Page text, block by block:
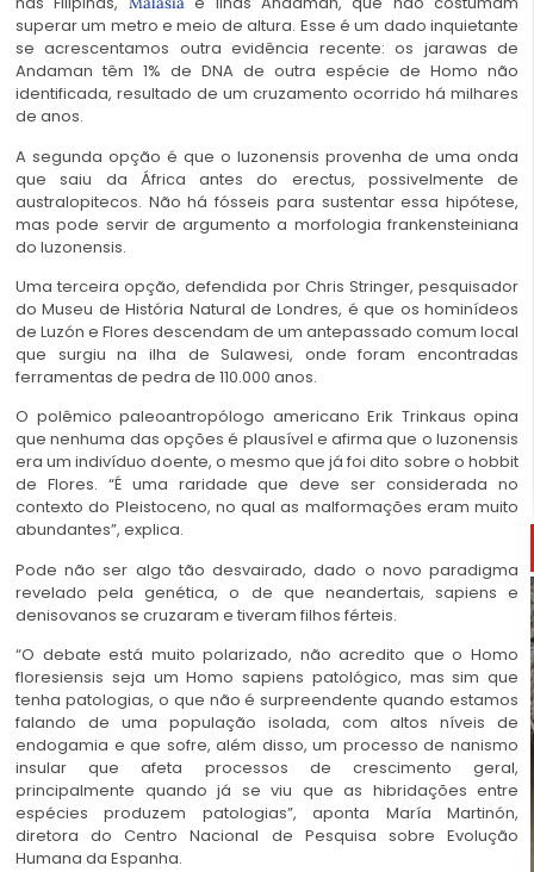
superar um metro e meio de altura. Esse é um dado inquietante
se acrescentamos outra evidência recente: os jarawas de
Andaman têm 1% de DNA de outra espécie de Homo não
identificada, resultado de um cruzamento ocorrido há milhares
de anos.
A segunda opção é que o luzonensis provenha de uma onda
que saiu da África antes do erectus, possivelmente de
australopitecos. Não há fósseis para sustentar essa hipótese,
mas pode servir de argumento a morfologia frankensteiniana
do luzonensis.
Uma terceira opção, defendida por Chris Stringer, pesquisador
do Museu de História Natural de Londres, é que os hominídeos
de Luzón e Flores descendam de um antepassado comum local
que surgiu na ilha de Sulawesi, onde foram encontradas
ferramentas de pedra de 110.000 anos.
O polêmico paleoantropólogo americano Erik Trinkaus opina
que nenhuma das opções é plausível e afirma que o luzonensis
era um indivíduo doente, o mesmo que já foi dito sobre o hobbit
de Flores. “É uma raridade que deve ser considerada no
contexto do Pleistoceno, no qual as malformações eram muito
abundantes”, explica.
Pode não ser algo tão desvairado, dado o novo paradigma
revelado pela genética, o de que neandertais, sapiens e
denisovanos se cruzaram e tiveram filhos férteis.
“O debate está muito polarizado, não acredito que o Homo
floresiensis seja um Homo sapiens patológico, mas sim que
tenha patologias, o que não é surpreendente quando estamos
falando de uma população isolada, com altos níveis de
endogamia e que sofre, além disso, um processo de nanismo
insular que afeta processos de crescimento geral,
principalmente quando já se viu que as hibridações entre
espécies produzem patologias”, aponta María Martinón,
diretora do Centro Nacional de Pesquisa sobre Evolução
Humana da Espanha.